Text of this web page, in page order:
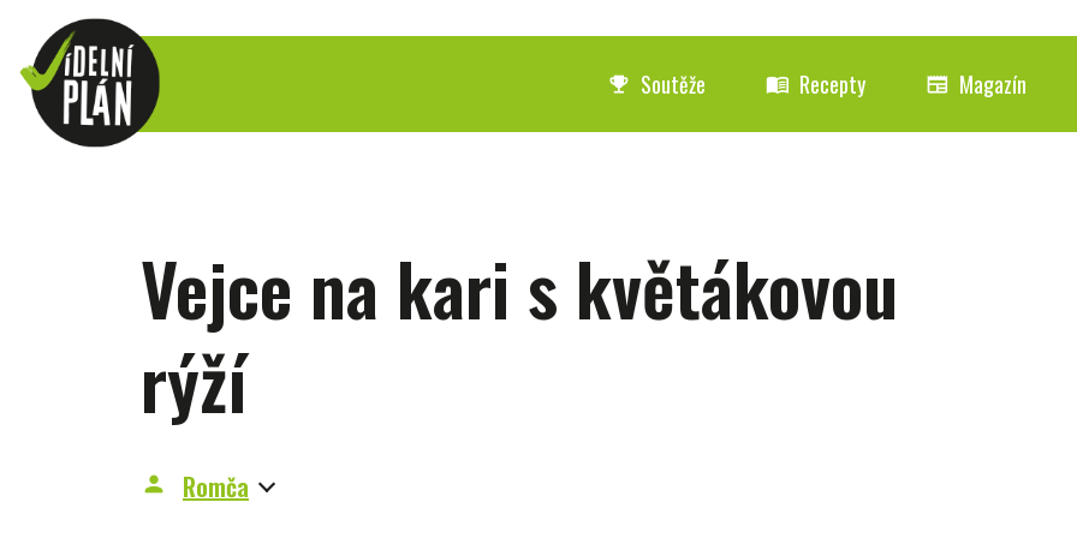
emoji_events Soutěže menu_book Recepty newspaper Magazín
Vejce na kari s květákovou
rýží
person Romča